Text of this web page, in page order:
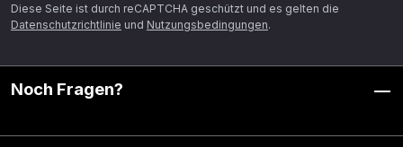
Diese Seite ist durch reCAPTCHA geschützt und es gelten die
Datenschutzrichtlinie und Nutzungsbedingungen.
Noch Fragen?